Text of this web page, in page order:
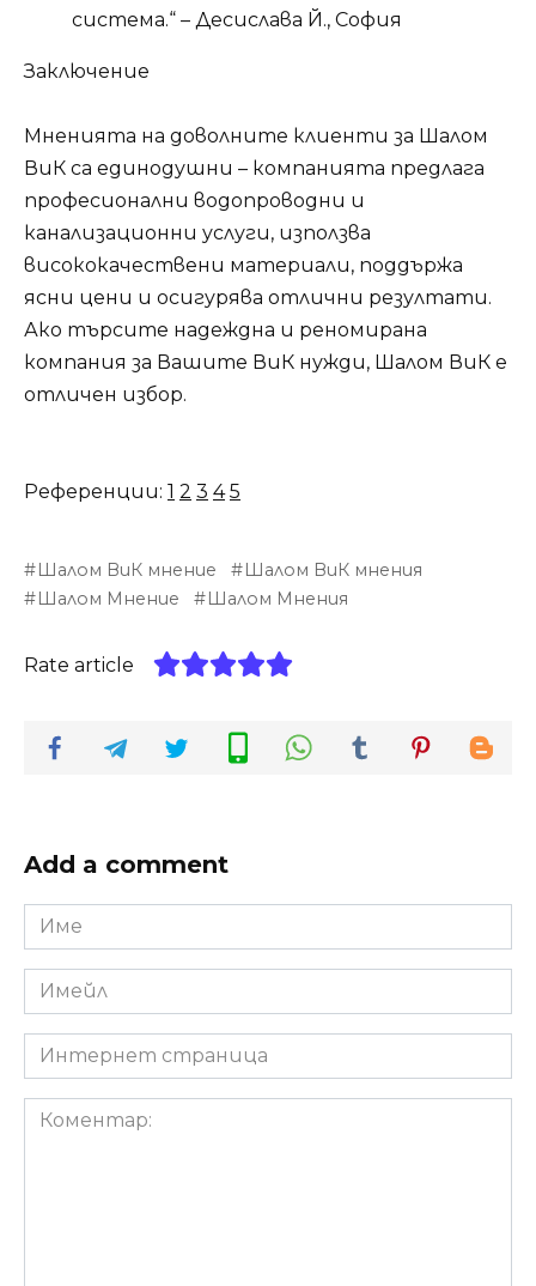
система.“ – Десислава Й., София
Заключение
Мненията на доволните клиенти за Шалом
ВиК са единодушни – компанията предлага
професионални водопроводни и
канализационни услуги, използва
висококачествени материали, поддържа
ясни цени и осигурява отлични резултати.
Ако търсите надеждна и реномирана
компания за Вашите ВиК нужди, Шалом ВиК е
отличен избор.
Референции: 1 2 3 4 5
Шалом ВиК мнение
Шалом ВиК мнения
Шалом Мнение
Шалом Мнения
Rate article
Add a comment
Име
*
Имейл
*
Интернет
страница
Коментар: